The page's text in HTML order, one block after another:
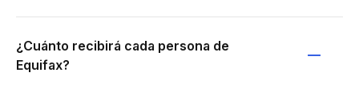
¿Cuánto recibirá cada persona de
Equifax?